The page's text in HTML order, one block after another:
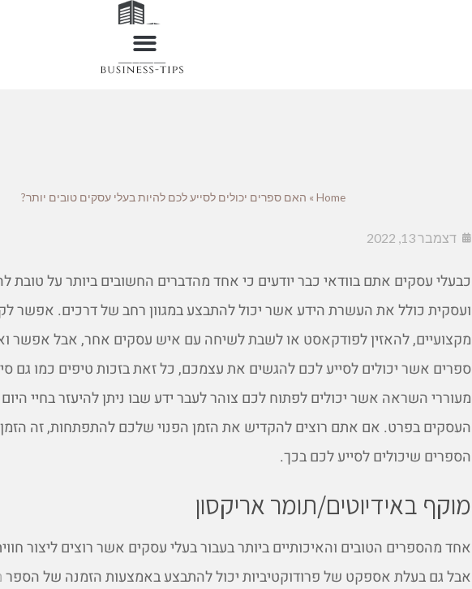
Home
» האם ספרים יכולים לסייע לכם להיות בעלי עסקים טובים יותר?
דצמבר 13, 2022
כבעלי עסקים אתם בוודאי כבר יודעים כי אחד מהדברים החשובים ביותר על טובת
ועסקית כולל את העשרת הידע אשר יכול להתבצע במגוון רחב של דרכים. אפשר
מקצועיים, להאזין לפודקאסט או לשבת לשיחה עם איש עסקים אחר, אבל אפשר
ספרים אשר יכולים לסייע לכם להגשים את עצמכם, כל זאת בזכות טיפים כמו גם
מעוררי השראה אשר יכולים לפתוח לכם צוהר לעבר ידע שבו ניתן להיעזר בחיי היום
העסקים בפרט. אם אתם רוצים להקדיש את הזמן הפנוי שלכם להתפתחות, זה
הספרים שיכולים לסייע לכם בכך.
מוקף באידיוטים/תומר אריקסון
אחד מהספרים הטובים והאיכותיים ביותר בעבור בעלי עסקים אשר רוצים ליצור
אבל גם בעלת אספקט של פרודוקטיביות יכול להתבצע באמצעות הזמנה של הספר